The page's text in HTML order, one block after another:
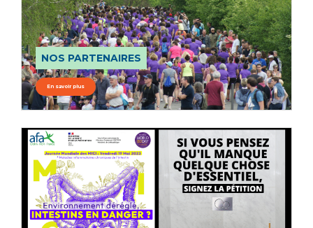
NOS PARTENAIRES
En savoir plus